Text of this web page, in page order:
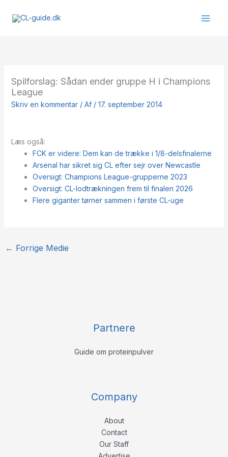
Spilforslag: Sådan ender gruppe H i Champions
League
Skriv en kommentar / Af / 17. september 2014
Læs også:
FCK er videre: Dem kan de trække i 1/8-delsfinalerne
Arsenal har sikret sig CL efter sejr over Newcastle
Oversigt: Champions League-grupperne 2023
Oversigt: CL-lodtrækningen frem til finalen 2026
Flere giganter tørner sammen i første CL-uge
← Forrige Medie
Partnere
Guide om proteinpulver
Company
About
Contact
Our Staff